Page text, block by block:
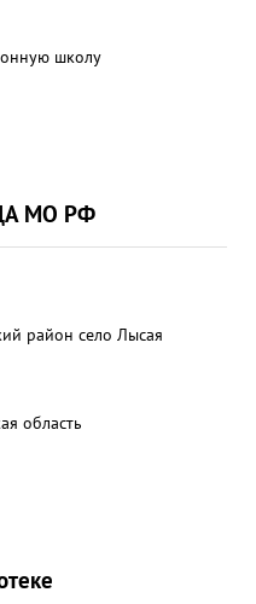
школу
МО РФ
район село Лысая
область